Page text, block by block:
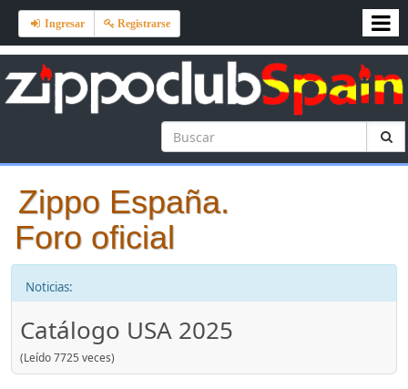
Ingresar Registrarse
Zippo España.
Foro oficial
Noticias:
Catálogo USA 2025
(Leído 7725 veces)